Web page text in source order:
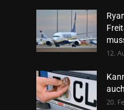
12.
20.